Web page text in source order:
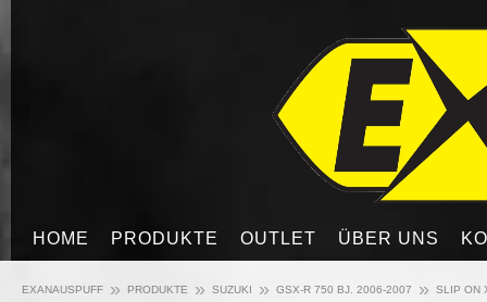
HOME PRODUKTE OUTLET ÜBER UNS
EXANAUSPUFF » PRODUKTE » SUZUKI » GSX-R 750 BJ. 2006-2007 » SLIP ON